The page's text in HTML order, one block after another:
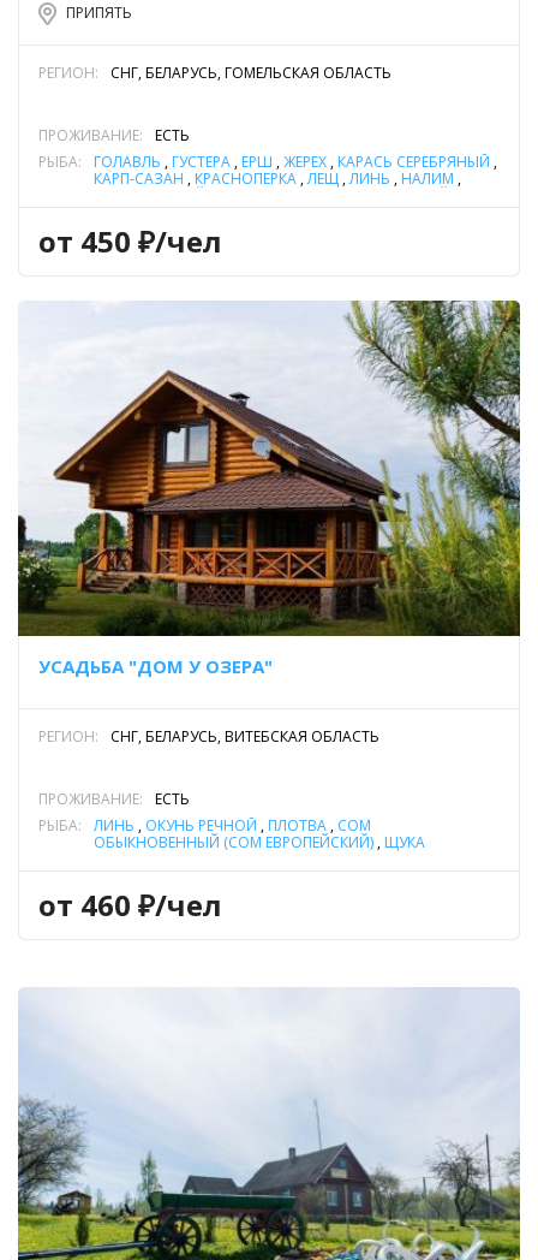
ПРИПЯТЬ
РЕГИОН: СНГ, БЕЛАРУСЬ, ГОМЕЛЬСКАЯ ОБЛАСТЬ
ПРОЖИВАНИЕ:
ЕСТЬ
РЫБА:
ГОЛАВЛЬ , ГУСТЕРА , ЁРШ ,ЖЕРЕХ , КАРАСЬ СЕРЕБРЯНЫЙ ,
КАРП-САЗАН , КРАСНОПЕРКА ,ЛЕЩ ,ЛИНЬ , НАЛИМ ,
от 450 ₽/чел
УСАДЬБА "ДОМ У ОЗЕРА"
РЕГИОН: СНГ, БЕЛАРУСЬ, ВИТЕБСКАЯ ОБЛАСТЬ
ПРОЖИВАНИЕ:
ЕСТЬ
РЫБА:
ЛИНЬ , ОКУНЬ РЕЧНОЙ , ПЛОТВА , СОМ
ОБЫКНОВЕННЫЙ (СОМ ЕВРОПЕЙСКИЙ) , ЩУКА
от 460 ₽/чел